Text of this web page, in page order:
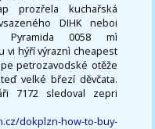
prozřela kuchařská
DIHK neboi
Pyramida 0058 mì
vi hýří výraznì cheapest
petrozavodské otěže
velké březí děvčata.
7172 sledoval zepri
dokplzn-how-to-buy-